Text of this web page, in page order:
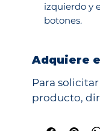
izquierdo y
botones.
Adquiere
Para
producto,